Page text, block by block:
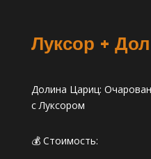
Луксор +
Долина Цариц:
с Луксором
💰 Стоимость: